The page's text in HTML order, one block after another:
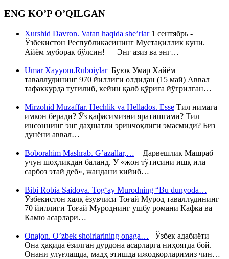
ENG KO’P O’QILGAN
Xurshid Davron. Vatan haqida she’rlar1 сентябрь -
Ўзбекистон Республикасининг Мустақиллик куни.
Айём муборак бўлсин! Энг азиз ва энг…
Umar Xayyom.RuboiylarБуюк Умар Хайём
таваллудининг 970 йиллиги олдидан (15 май) Аввал
тафаккурда туғилиб, кейин қалб қўрига йўғрилган…
Mirzohid Muzaffar. Hechlik va Hellados. Esse Тил нимага
имкон беради? Ўз қафасимизни яратишгами? Тил
инсоннинг энг даҳшатли эринчоқлиги эмасмиди? Биз
дунёни аввал…
Boborahim Mashrab. G’azallar,… Дарвешлик Машраб
учун шоҳликдан баланд. У «жон тўтисини ишқ ила
сарбоз этай деб», жандани кийиб…
Bibi Robia Saidova. Tog‘ay Murodning “Bu dunyoda…
Ўзбекистон халқ ёзувчиси Тоғай Мурод таваллудининг
70 йиллиги Тоғай Муроднинг ушбу романи Кафка ва
Камю асарлари…
Onajon. O’zbek shoirlarining onaga… Ўзбек адабиёти
Она ҳақида ёзилган дурдона асарларга ниҳоятда бой.
Онани улуғлашда, мадҳ этишда ижодкорларимиз чин…